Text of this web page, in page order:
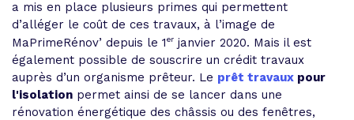
a mis en place plusieurs primes qui permettent
d’alléger le coût de ces travaux, à l’image de
MaPrimeRénov’ depuis le 1er janvier 2020. Mais il est
également possible de souscrire un crédit travaux
auprès d’un organisme prêteur. Le prêt travaux pour
l'isolation permet ainsi de se lancer dans une
rénovation énergétique des châssis ou des fenêtres,